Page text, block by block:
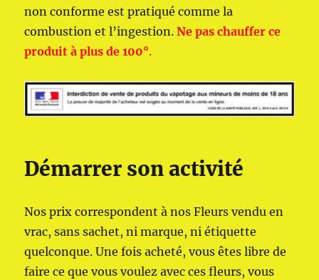
non conforme est pratiqué comme la
combustion et l’ingestion.Ne pas chauffer ce
produit à plus de 100°.
Démarrer son activité
Nos prix correspondent à nos Fleurs vendu en
vrac, sans sachet, ni marque, ni étiquette
quelconque. Une fois acheté, vous êtes libre de
faire ce que vous voulez avec ces fleurs, vous